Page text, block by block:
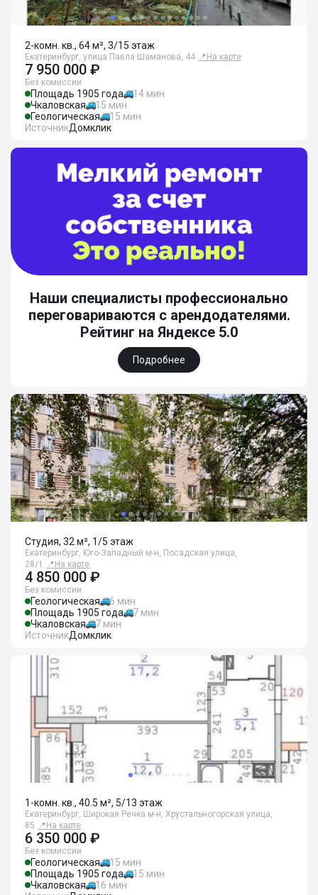
2-комн. кв., 64 м², 3/15 этаж
Екатеринбург, улица Павла Шаманова, 44 📍 На карте
7 950 000 ₽
Без комиссии
Площадь 1905 года
14 мин
Чкаловская
15 мин
Геологическая
15 мин
ИсточникДомклик
Наши специалисты профессионально
переговариваются с арендодателями.
Рейтинг на Яндексе 5.0
Подробнее
Студия, 32 м², 1/5 этаж
Екатеринбург, Юго-Западный м-н, Посадская улица,
28/1
📍 На карте
4 850 000 ₽
Без комиссии
Геологическая
6 мин
Площадь 1905 года
7 мин
Чкаловская
7 мин
ИсточникДомклик
1-комн. кв., 40.5 м², 5/13 этаж
Екатеринбург, Широкая Речка м-н, Хрустальногорская улица,
85 📍 На карте
6 350 000 ₽
Без комиссии
Геологическая
15 мин
Площадь 1905 года
15 мин
Чкаловская
16 мин